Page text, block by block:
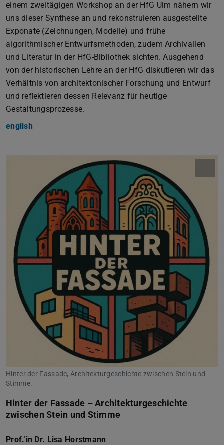
einem zweitägigen Workshop an der HfG Ulm nähern wir
uns dieser Synthese an und rekonstruieren ausgestellte
Exponate (Zeichnungen, Modelle) und frühe
algorithmischer Entwurfsmethoden, zudem Archivalien
und Literatur in der HfG-Bibliothek sichten. Ausgehend
von der historischen Lehre an der HfG diskutieren wir das
Verhältnis von architektonischer Forschung und Entwurf
und reflektieren dessen Relevanz für heutige
Gestaltungsprozesse.
english
Hinter der Fassade, Architekturgeschichte zwischen Stein und
Stimme.
Hinter der Fassade – Architekturgeschichte
zwischen Stein und Stimme
Prof.‘in Dr. Lisa Horstmann